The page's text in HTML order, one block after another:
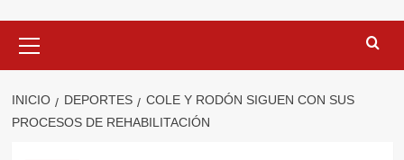
primario
INICIO DEPORTES
COLE Y RODÓN SIGUEN CON SUS
PROCESOS DE REHABILITACIÓN